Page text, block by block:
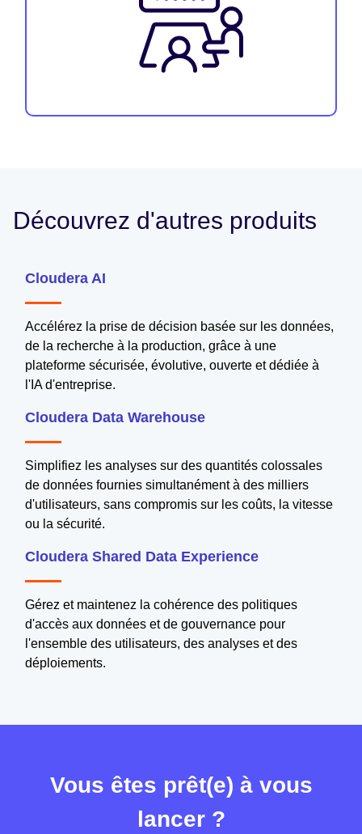
Découvrez d'autres produits
Cloudera AI
Accélérez la prise de décision basée sur les données,
de la recherche à la production, grâce à une
plateforme sécurisée, évolutive, ouverte et dédiée à
l'IA d'entreprise.
Cloudera Data Warehouse
Simplifiez les analyses sur des quantités colossales
de données fournies simultanément à des milliers
d'utilisateurs, sans compromis sur les coûts, la vitesse
ou la sécurité.
Cloudera Shared Data Experience
Gérez et maintenez la cohérence des politiques
d'accès aux données et de gouvernance pour
l'ensemble des utilisateurs, des analyses et des
déploiements.
Vous êtes prêt(e) à vous
lancer ?